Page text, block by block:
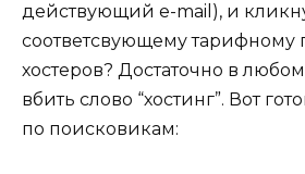
действующий e-mail), и
соответсвующему тарифному
хостеров? Достаточно в
вбить слово “хостинг”. Вот
по поисковикам: